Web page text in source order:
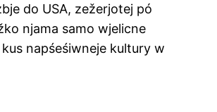
do USA, zežerjotej pó
njama samo wjelicne
napśeśiwneje kultury w